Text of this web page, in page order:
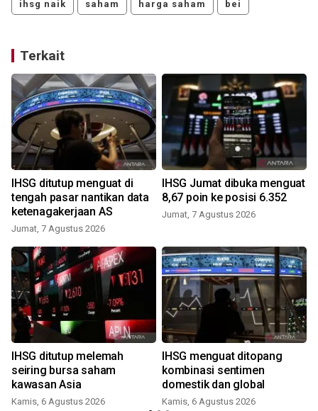
ihsg naik saham harga saham bei
Terkait
IHSG ditutup menguat di
tengah pasar nantikan data
ketenagakerjaan AS
Jumat, 7 Agustus 2026
IHSG Jumat dibuka menguat
8,67 poin ke posisi 6.352
Jumat, 7 Agustus 2026
IHSG ditutup melemah
seiring bursa saham
kawasan Asia
Kamis, 6 Agustus 2026
IHSG menguat ditopang
kombinasi sentimen
domestik dan global
Kamis, 6 Agustus 2026